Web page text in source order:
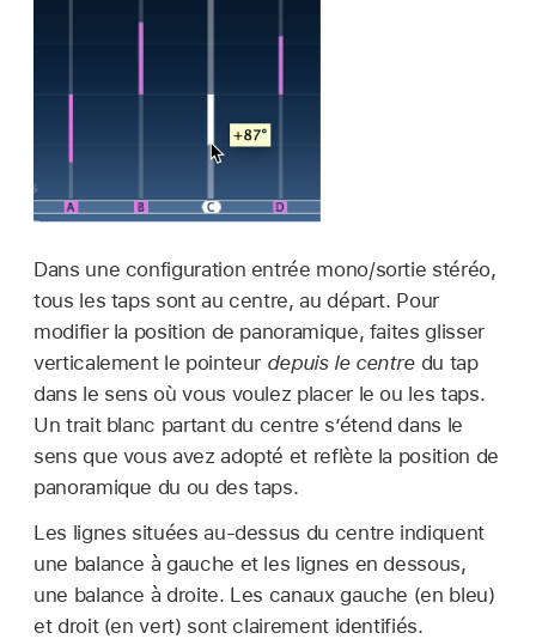
Dans une configuration entrée mono/sortie stéréo,
tous les taps sont au centre, au départ. Pour
modifier la position de panoramique, faites glisser
verticalement le pointeur depuis le centre du tap
dans le sens où vous voulez placer le ou les taps.
Un trait blanc partant du centre s’étend dans le
sens que vous avez adopté et reflète la position de
panoramique du ou des taps.
Les lignes situées au-dessus du centre indiquent
une balance à gauche et les lignes en dessous,
une balance à droite. Les canaux gauche (en bleu)
et droit (en vert) sont clairement identifiés.